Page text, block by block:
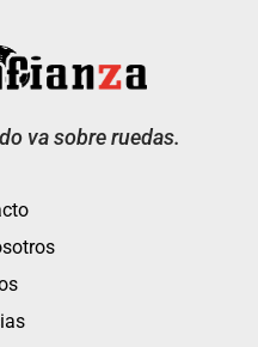
va sobre ruedas.